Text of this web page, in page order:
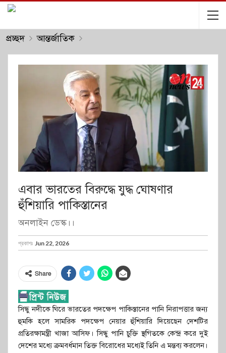
প্রচ্ছদ আন্তর্জাতিক
এবার ভারতের বিরুদ্ধে যুদ্ধ ঘোষণার
হুঁশিয়ারি পাকিস্তানের
অনলাইন ডেস্ক।।
প্রকাশঃ Jun 22, 2026
Share
সিন্ধু নদীকে ঘিরে ভারতের পদক্ষেপ পাকিস্তানের পানি নিরাপত্তার জন্য
হুমকি হলে সামরিক পদক্ষেপ নেয়ার হুঁশিয়ারি দিয়েছেন দেশটির
প্রতিরক্ষামন্ত্রী খাজা আসিফ। সিন্ধু পানি চুক্তি স্থগিতকে কেন্দ্র করে দুই
দেশের মধ্যে ক্রমবর্ধমান তিক্ত বিরোধের মধ্যেই তিনি এ মন্তব্য করলেন।